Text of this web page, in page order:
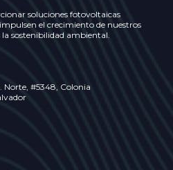
soluciones fotovoltaicas
el crecimiento de nuestros
sostenibilidad ambiental.
Norte, #5348, Colonia